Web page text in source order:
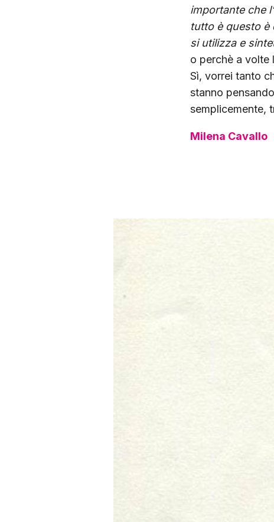
importante che
tutto è questo è
si utilizza e
o perchè a volte
Sì, vorrei tanto
stanno
semplicemente,
Milena Cavallo